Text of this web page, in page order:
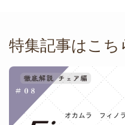
特集記事はこち